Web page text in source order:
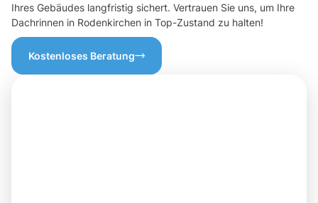
Ihres Gebäudes langfristig sichert. Vertrauen Sie uns, um Ihre
Dachrinnen in Rodenkirchen in Top-Zustand zu halten!
Kostenloses Beratung